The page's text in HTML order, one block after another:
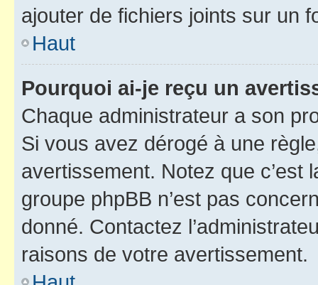
ajouter de fichiers joints sur un
Haut
Pourquoi ai-je reçu un
Chaque administrateur a son
Si vous avez dérogé à une
avertissement. Notez que c’est
groupe phpBB n’est pas
donné. Contactez
raisons de votre avertissement.